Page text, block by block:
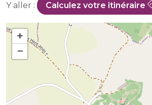
Y aller : Calculez votre itinéraire
+
−